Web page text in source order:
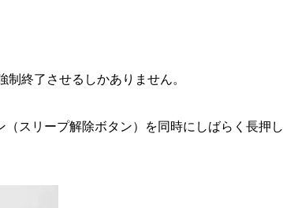
終了させるしかありません。
スリープ解除ボタン）を同時にしばらく長押し